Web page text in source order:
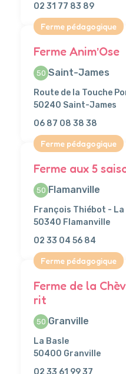
02 31 77 83 89
Ferme pédagogique
Ferme Anim’Ose
50 Saint-James
Route de la Touche
50240 Saint-James
06 87 08 38 38
Ferme pédagogique
Ferme aux 5
50 Flamanville
François Thiébot - La
50340 Flamanville
02 33 04 56 84
Ferme pédagogique
Ferme de la
rit
50 Granville
La Basle
50400 Granville
02 33 61 99 37